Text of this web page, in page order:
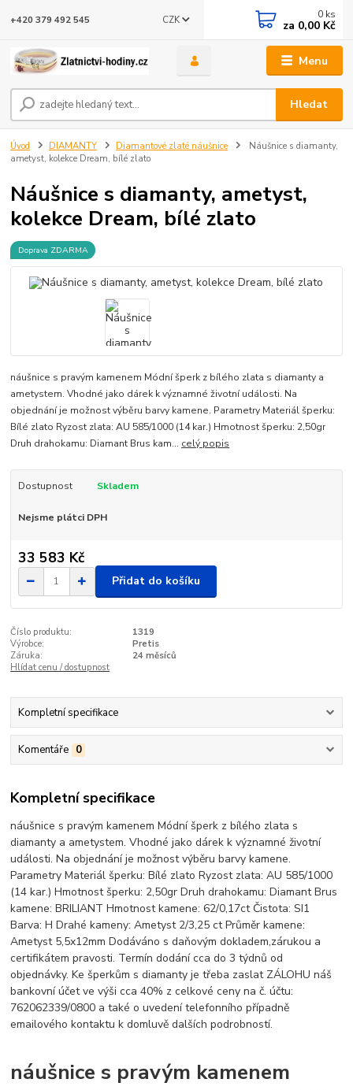
Menu
CZK
Hledat
+420 379 492 545 0 ks
za 0,00 Kč
Úvod DIAMANTY Diamantové zlaté náušnice
Náušnice s diamanty,
ametyst, kolekce Dream, bílé zlato
Náušnice s diamanty, ametyst,
kolekce Dream, bílé zlato
Doprava ZDARMA
náušnice s pravým kamenem Módní šperk z bílého zlata s diamanty a
ametystem. Vhodné jako dárek k významné životní události. Na
objednání je možnost výběru barvy kamene. Parametry Materiál šperku:
Bílé zlato Ryzost zlata: AU 585/1000 (14 kar.) Hmotnost šperku: 2,50gr
Druh drahokamu: Diamant Brus kam... celý popis
Dostupnost Skladem
Nejsme plátci DPH
33 583 Kč
Přidat do košíku
Číslo produktu:
1319
Výrobce:
Pretis
Záruka:
24 měsíců
Hlídat cenu / dostupnost
Kompletní specifikace
Komentáře 0
Kompletní specifikace
náušnice s pravým kamenem Módní šperk z bílého zlata s
diamanty a ametystem. Vhodné jako dárek k významné životní
události. Na objednání je možnost výběru barvy kamene.
Parametry Materiál šperku: Bílé zlato Ryzost zlata: AU 585/1000
(14 kar.) Hmotnost šperku: 2,50gr Druh drahokamu: Diamant Brus
kamene: BRILIANT Hmotnost kamene: 62/0,17ct Čistota: SI1
Barva: H Drahé kameny: Ametyst 2/3,25 ct Průměr kamene:
Ametyst 5,5x12mm Dodáváno s daňovým dokladem,zárukou a
certifikátem pravosti. Termín dodání cca do 3 týdnů od
objednávky. Ke šperkům s diamanty je třeba zaslat ZÁLOHU náš
bankovní účet ve výši cca 40% z celkové ceny na č. účtu:
762062339/0800 a také o uvedení telefonního případně
emailového kontaktu k domluvě dalších podrobností.
náušnice s pravým kamenem